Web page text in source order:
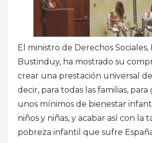
El ministro de Derechos Sociales,
Bustinduy, ha mostrado su
crear una prestación universal
decir, para todas las familias,
unos mínimos de bienestar
niños y niñas, y acabar así con la
pobreza infantil que sufre